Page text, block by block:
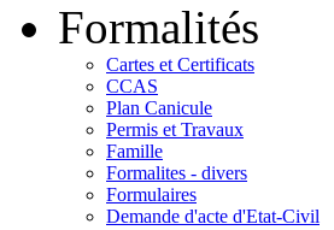
Formalités
Cartes et Certificats
CCAS
Plan Canicule
Permis et Travaux
Famille
Formalites - divers
Formulaires
Demande d'acte d'Etat-Civil